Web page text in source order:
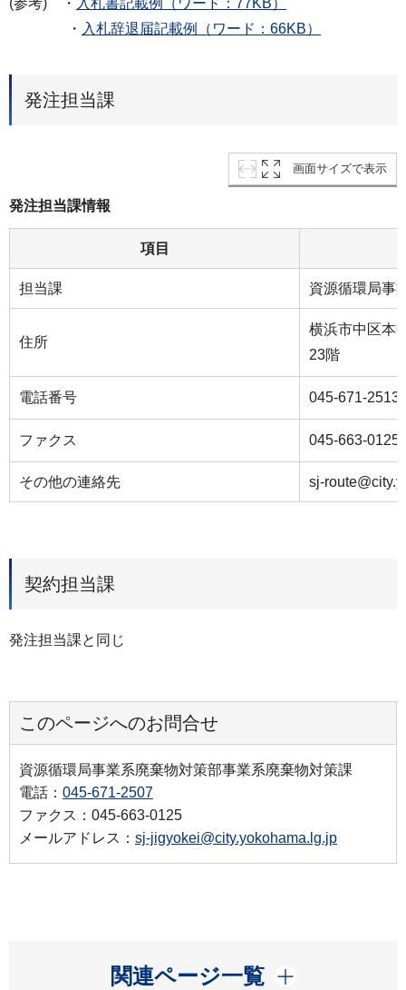
・ 入札辞退届記載例（ワード：66KB）
発注担当課
画面サイズで表示
発注担当課情報
項目
担当課 資源循環局事
住所
横浜市中区本
23階
電話番号 045-671-2513
ファクス 045-663-0125
その他の連絡先 sj-
契約担当課
発注担当課と同じ
このページへのお問合せ
資源循環局事業系廃棄物対策部事業系廃棄物対策課
電話： 045-671-2507
ファクス：045-663-0125
メールアドレス： sj-jigyokei@city.yokohama.lg.jp
関連ページ一覧
開く